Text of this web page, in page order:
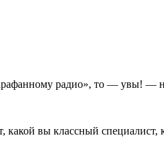
радио», то — увы! —
какой вы классный специалист,